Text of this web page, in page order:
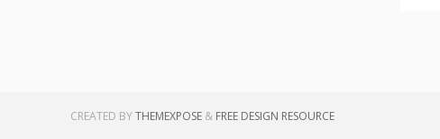
CREATED BYTHEMEXPOSE& FREE DESIGN RESOURCE